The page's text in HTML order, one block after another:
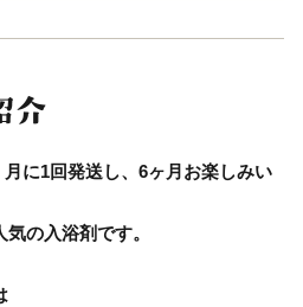
に1回発送し、6ヶ月お楽しみい
の入浴剤です。